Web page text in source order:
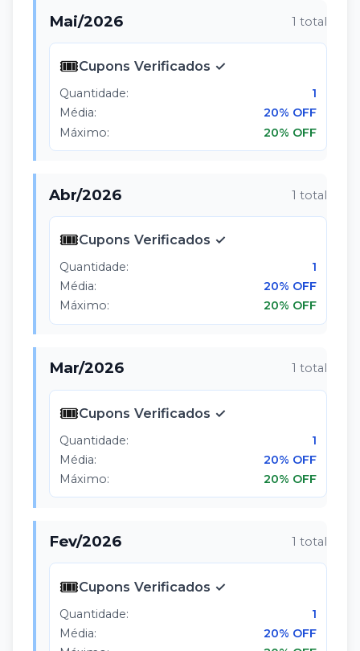
Mai/2026 1 total
🎟️Cupons Verificados ✓
Quantidade:
1
Média:
20% OFF
Máximo:
20% OFF
Abr/2026 1 total
🎟️Cupons Verificados ✓
Quantidade:
1
Média:
20% OFF
Máximo:
20% OFF
Mar/2026 1 total
🎟️Cupons Verificados ✓
Quantidade:
1
Média:
20% OFF
Máximo:
20% OFF
Fev/2026 1 total
🎟️Cupons Verificados ✓
Quantidade:
1
Média:
20% OFF